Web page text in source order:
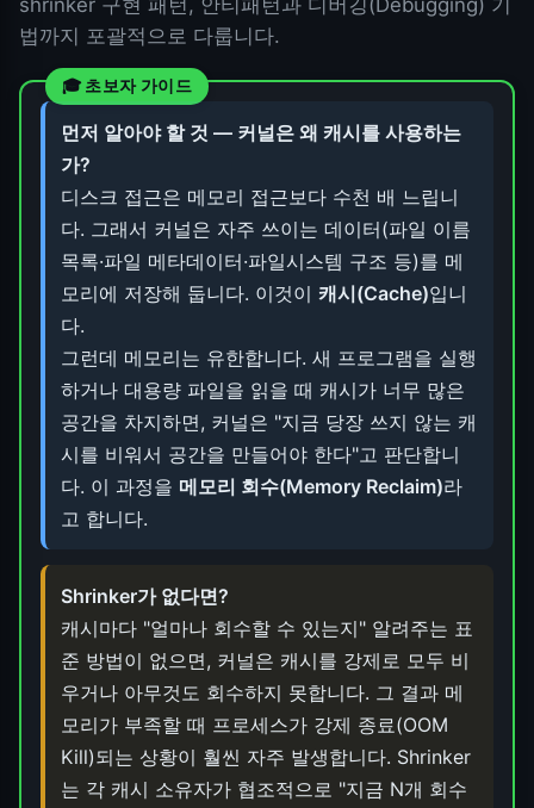
법까지 포괄적으로 다룹니다.
먼저 알아야 할 것 — 커널은 왜 캐시를 사용하는
가?
디스크 접근은 메모리 접근보다 수천 배 느립니
다. 그래서 커널은 자주 쓰이는 데이터(파일 이름
목록·파일 메타데이터·파일시스템 구조 등)를 메
모리에 저장해 둡니다. 이것이 캐시(Cache)입니
다.
그런데 메모리는 유한합니다. 새 프로그램을 실행
하거나 대용량 파일을 읽을 때 캐시가 너무 많은
공간을 차지하면, 커널은 "지금 당장 쓰지 않는 캐
시를 비워서 공간을 만들어야 한다"고 판단합니
다. 이 과정을 메모리 회수(Memory Reclaim)라
고 합니다.
Shrinker가 없다면?
캐시마다 "얼마나 회수할 수 있는지" 알려주는 표
준 방법이 없으면, 커널은 캐시를 강제로 모두 비
우거나 아무것도 회수하지 못합니다. 그 결과 메
모리가 부족할 때 프로세스가 강제 종료(OOM
Kill)되는 상황이 훨씬 자주 발생합니다. Shrinker
는 각 캐시 소유자가 협조적으로 "지금 N개 회수